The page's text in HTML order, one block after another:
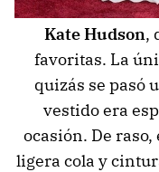
Kate Hudson,
favoritas. La
quizás se pasó
vestido era
ocasión. De
ligera cola y